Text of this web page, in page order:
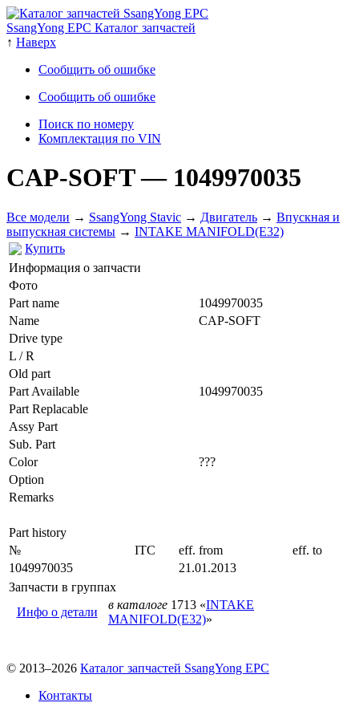
SsangYong EPC Каталог запчастей
↑ Наверх
Сообщить об ошибке
Сообщить об ошибке
Поиск по номеру
Комплектация по VIN
CAP-SOFT— 1049970035
Все модели → SsangYong Stavic → Двигатель → Впускная и
выпускная системы → INTAKE MANIFOLD(E32)
Купить
Информация о запчасти
Фото
Part name
1049970035
Name
CAP-SOFT
Drive type
L / R
Old part
Part Available
1049970035
Part Replacable
Assy Part
Sub. Part
Color
???
Option
Remarks
Part history
№
ITC eff. from
eff. to
1049970035
21.01.2013
Запчасти в группах
Инфо о детали
в каталоге 1713 «INTAKE
MANIFOLD(E32)»
© 2013–2026 Каталог запчастей SsangYong EPC
Контакты